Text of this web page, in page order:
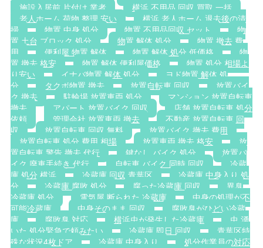
施設入居前 片付け 業者
横浜 不用品 回収 買取 一括
老人ホーム 荷物 整理 安い
横浜 老人ホーム 退去後の清
掃
物置 中身 処分 物置 不用品回収 セット
物
置 土台 ブロック 処分
物置 解体 処分
物置 撤去 費
用
便利屋 物置 解体 物置 解体 処分 低価格
物
置 撤去 格安
物置 解体 便利屋価格
物置 処分 相場よ
り安い
イナバ物置 解体 処分
ヨド物置 解体 処
分
タクボ物置 撤去 放置自転車 回収
放置バイ
ク 撤去
駐輪場 放置車両 処分
マンション 放置自転車
撤去
アパート 放置バイク 回収
店舗 放置自転車 処分
依頼
管理会社 放置車両 撤去
不動産 放置自転車 回
収
放置自転車 回収 無料
放置バイク 撤去 費用
放置自転車 処分 費用 相場
放置車両 撤去 格安
放
置自転車 警告 撤去 代行
鍵なし バイク 処分
放置バ
イク 廃車手続き 代行
自転車 バイク 同時 回収
冷蔵
庫 処分 横浜
冷蔵庫 回収 青葉区
冷蔵庫 中身入り 処
分
冷蔵庫 腐敗 処分 腐った冷蔵庫 回収
異臭
冷蔵庫 処分
電気屋 断られた 冷蔵庫
中身の処理が不
可能冷蔵庫
中身そのまま 回収
腐敗臭がひどい冷蔵
庫
腐敗臭 対応 横浜虫が発生した冷蔵庫
虫 湧
いた 処分緊急で頼みたい
冷蔵庫 即日 回収
青葉区特
殊な状況4枚ドア
冷蔵庫 中身入り
処分作業員の対応